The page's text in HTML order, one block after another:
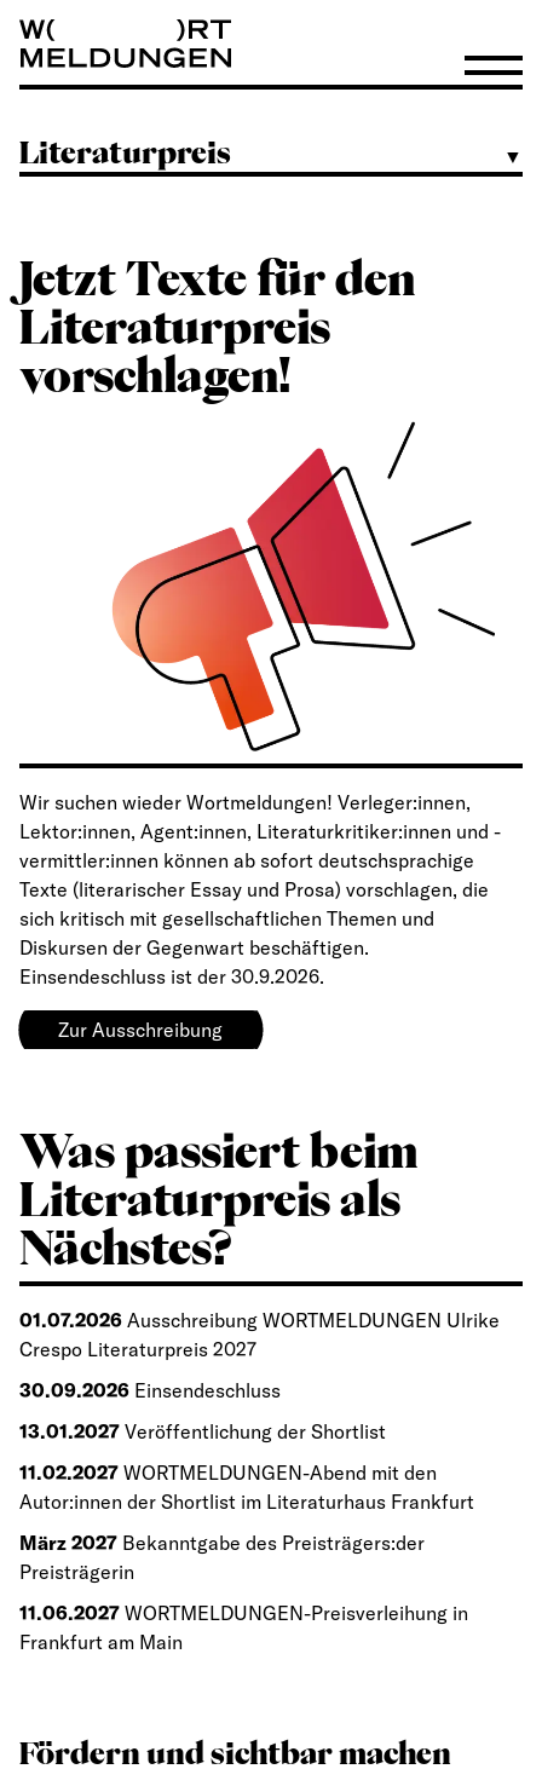
Wortmeldungen
Literaturpreis ▼
Jetzt Texte für den
Literaturpreis
vorschlagen!
Wir suchen wieder Wortmeldungen! Verleger:innen,
Lektor:innen, Agent:innen, Literaturkritiker:innen und -
vermittler:innen können ab sofort deutschsprachige
Texte (literarischer Essay und Prosa) vorschlagen, die
sich kritisch mit gesellschaftlichen Themen und
Diskursen der Gegenwart beschäftigen.
Einsendeschluss ist der 30.9.2026.
Zur Ausschreibung
Was passiert beim
Literaturpreis als
Nächstes?
01.07.2026 Ausschreibung WORTMELDUNGEN Ulrike
Crespo Literaturpreis 2027
30.09.2026 Einsendeschluss
13.01.2027 Veröffentlichung der Shortlist
11.02.2027 WORTMELDUNGEN-Abend mit den
Autor:innen der Shortlist im Literaturhaus Frankfurt
März 2027 Bekanntgabe des Preisträgers:der
Preisträgerin
11.06.2027 WORTMELDUNGEN-Preisverleihung in
Frankfurt am Main
Fördern und sichtbar machen